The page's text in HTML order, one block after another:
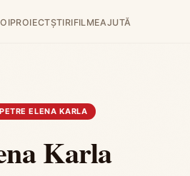
PROIECTȘTIRIFILMEAJUTĂ
ELENA KARLA
Karla